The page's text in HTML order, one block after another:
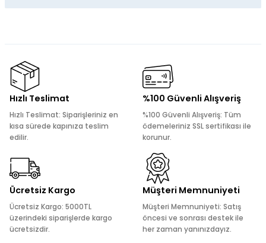
kullanarak tarafımıza iletebilirsiniz.
Görüş ve önerileriniz için teşekkür ederiz.
Ürün resmi kalitesiz, bozuk veya görüntülenemiyor.
Ürün bilgilerinde hatalar bulunuyor.
Ürün fiyatı diğer sitelerden daha pahalı.
Bu ürüne benzer farklı alternatifler olmalı.
Hızlı Teslimat
Hızlı Teslimat: Siparişleriniz en
kısa sürede kapınıza teslim
edilir.
%100 Güvenli Alışveriş
%100 Güvenli Alışveriş: Tüm
ödemeleriniz SSL sertifikası ile
korunur.
Ücretsiz Kargo
Ücretsiz Kargo: 5000TL
üzerindeki siparişlerde kargo
ücretsizdir.
Müşteri Memnuniyeti
Müşteri Memnuniyeti: Satış
öncesi ve sonrası destek ile
her zaman yanınızdayız.